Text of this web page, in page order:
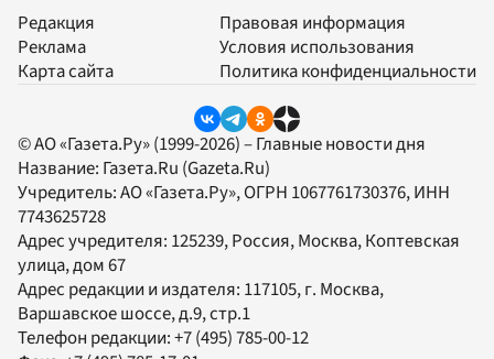
Редакция
Реклама
Карта сайта
Правовая информация
Условия использования
Политика конфиденциальности
© АО «Газета.Ру» (1999-2026) – Главные новости дня
Название: Газета.Ru (Gazeta.Ru)
Учредитель:АО «Газета.Ру», ОГРН 1067761730376, ИНН
7743625728
Адрес учредителя: 125239, Россия, Москва, Коптевская
улица, дом 67
Адрес редакции и издателя: 117105, г. Москва,
Варшавское шоссе, д.9, стр.1
Телефон редакции:+7 (495) 785-00-12